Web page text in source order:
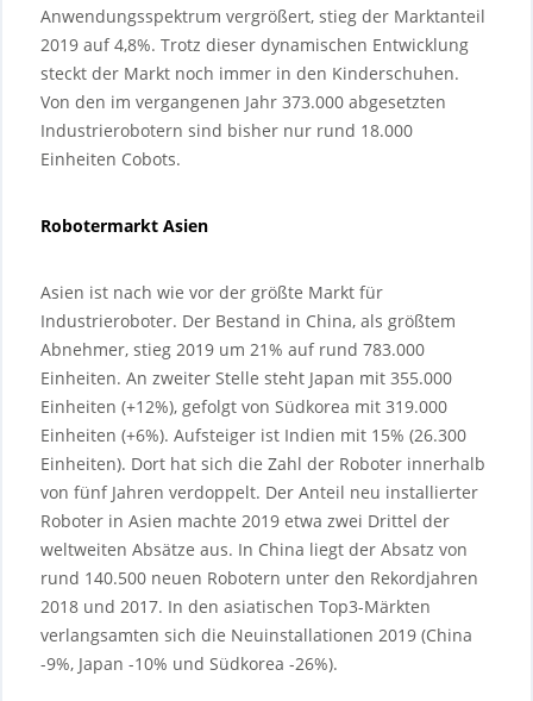
Anwendungsspektrum vergrößert, stieg der Marktanteil
2019 auf 4,8%. Trotz dieser dynamischen Entwicklung
steckt der Markt noch immer in den Kinderschuhen.
Von den im vergangenen Jahr 373.000 abgesetzten
Industrierobotern sind bisher nur rund 18.000
Einheiten Cobots.
Robotermarkt Asien
Asien ist nach wie vor der größte Markt für
Industrieroboter. Der Bestand in China, als größtem
Abnehmer, stieg 2019 um 21% auf rund 783.000
Einheiten. An zweiter Stelle steht Japan mit 355.000
Einheiten (+12%), gefolgt von Südkorea mit 319.000
Einheiten (+6%). Aufsteiger ist Indien mit 15% (26.300
Einheiten). Dort hat sich die Zahl der Roboter innerhalb
von fünf Jahren verdoppelt. Der Anteil neu installierter
Roboter in Asien machte 2019 etwa zwei Drittel der
weltweiten Absätze aus. In China liegt der Absatz von
rund 140.500 neuen Robotern unter den Rekordjahren
2018 und 2017. In den asiatischen Top3-Märkten
verlangsamten sich die Neuinstallationen 2019 (China
-9%, Japan -10% und Südkorea -26%).